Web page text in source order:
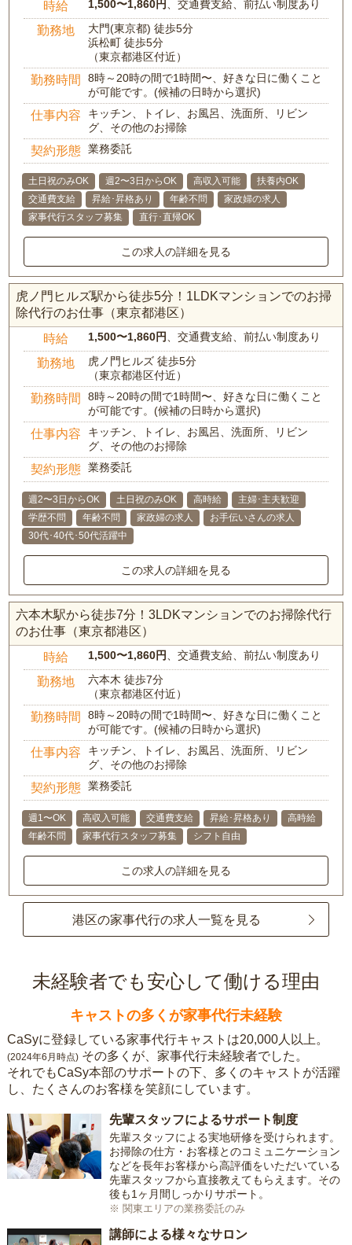
時給 1,500〜1,860円 、交通費支給、前払い制度あり
勤務地
大門(東京都) 徒歩5分
浜松町 徒歩5分
（東京都港区付近）
勤務時間
8時～20時の間で1時間〜、好きな日に働くこと
が可能です。(候補の日時から選択)
仕事内容
キッチン、トイレ、お風呂、洗面所、リビン
グ、その他のお掃除
契約形態 業務委託
土日祝のみOK 週2〜3日からOK 高収入可能
扶養内OK
交通費支給
昇給･昇格あり 年齢不問
家政婦の求人
家事代行スタッフ募集
直行･直帰OK
この求人の詳細を見る
虎ノ門ヒルズ駅から徒歩5分！1LDKマンションでのお掃
除代行のお仕事（東京都港区）
時給 1,500〜1,860円 、交通費支給、前払い制度あり
勤務地
虎ノ門ヒルズ 徒歩5分
（東京都港区付近）
勤務時間
8時～20時の間で1時間〜、好きな日に働くこと
が可能です。(候補の日時から選択)
仕事内容
キッチン、トイレ、お風呂、洗面所、リビン
グ、その他のお掃除
契約形態 業務委託
週2〜3日からOK 土日祝のみOK 高時給
主婦･主夫歓迎
学歴不問
年齢不問 家政婦の求人
お手伝いさんの求人
30代･40代･50代活躍中
この求人の詳細を見る
六本木駅から徒歩7分！3LDKマンションでのお掃除代行
のお仕事（東京都港区）
時給 1,500〜1,860円 、交通費支給、前払い制度あり
勤務地
六本木 徒歩7分
（東京都港区付近）
勤務時間
8時～20時の間で1時間〜、好きな日に働くこと
が可能です。(候補の日時から選択)
仕事内容
キッチン、トイレ、お風呂、洗面所、リビン
グ、その他のお掃除
契約形態 業務委託
週1〜OK 高収入可能 交通費支給 昇給･昇格あり
高時給
年齢不問
家事代行スタッフ募集 シフト自由
この求人の詳細を見る
港区の家事代行の求人一覧を見る
未経験者でも安心して働ける理由
キャストの多くが家事代行未経験
CaSyに登録している家事代行キャストは20,000人以上。
(2024年6月時点) その多くが、家事代行未経験者でした。
それでもCaSy本部のサポートの下、多くのキャストが活躍
し、たくさんのお客様を笑顔にしています。
先輩スタッフによるサポート制度
先輩スタッフによる実地研修を受けられます。
お掃除の仕方・お客様とのコミュニケーション
などを長年お客様から高評価をいただいている
先輩スタッフから直接教えてもらえます。その
後も1ヶ月間しっかりサポート。
※ 関東エリアの業務委託のみ
講師による様々なサロン